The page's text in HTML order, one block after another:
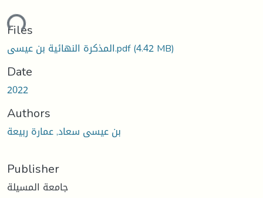
Files
المذكرة النهائية بن عيسى.pdf(4.42 MB)
Date
2022
Authors
بن عيسى سعاد, عمارة ربيعة
Publisher
جامعة المسيلة